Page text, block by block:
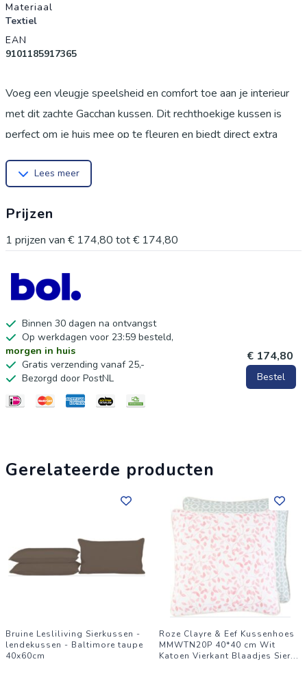
Materiaal
Textiel
EAN
9101185917365
Voeg een vleugje speelsheid en comfort toe aan je interieur
met dit zachte Gacchan kussen. Dit rechthoekige kussen is
perfect om je huis mee op te fleuren en biedt direct extra
gevoel. Dit Gacchan kussen is ideaal voor in de woonkamer op
in de slaapkamer. Het zachte acryl materiaal maakt het een
plezier om tegenaan te leunen tijdens het lezen, tv kijken of
ontwerp past moeiteloos in elk interieur. Met zijn opvallende
groene kleur en het geliefde Gacchan design, is dit kussen een
echte blikvanger. Het zachte acryl materiaal zorgt voor een
aangename textuur en duurzaamheid. Maak je huis gezelliger
en bestel dit unieke Gacchan kussen vandaag nog!
Lees meer
Prijzen
1 prijzen van € 174,80 tot€ 174,80
Binnen 30 dagen na ontvangst
Op werkdagen voor 23:59 besteld,
morgen in huis
Gratis verzending vanaf 25,-
Bezorgd door PostNL
€ 174,80
Bestel
Gerelateerde producten
Bruine Lesliliving Sierkussen -
lendekussen - Baltimore taupe
40x60cm
Roze Clayre & Eef Kussenhoes
MMWTN20P 40*40 cm Wit
Katoen Vierkant Blaadjes Sier...